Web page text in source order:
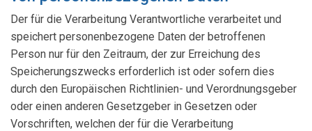
Der für die Verarbeitung Verantwortliche verarbeitet und
speichert personenbezogene Daten der betroffenen
Person nur für den Zeitraum, der zur Erreichung des
Speicherungszwecks erforderlich ist oder sofern dies
durch den Europäischen Richtlinien- und Verordnungsgeber
oder einen anderen Gesetzgeber in Gesetzen oder
Vorschriften, welchen der für die Verarbeitung